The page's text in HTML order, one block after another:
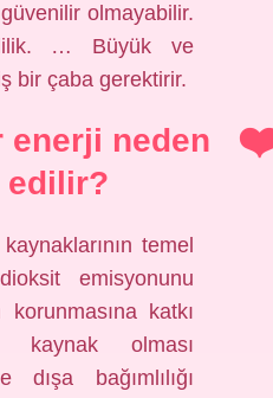
olmayabilir.
… Büyük ve
bir çaba gerektirir.
enerji neden
edilir?
temel
emisyonunu
katkı
kaynak olması
dışa bağımlılığı